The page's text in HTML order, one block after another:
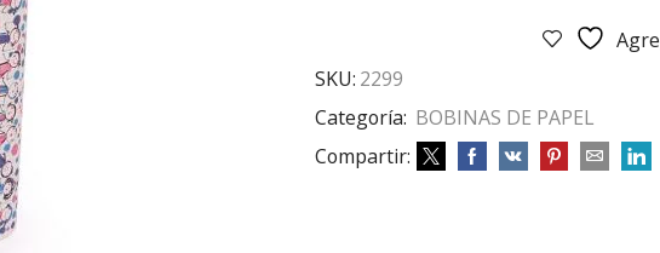
SKU: 2299
Categoría: BOBINAS DE PAPEL
Compartir: